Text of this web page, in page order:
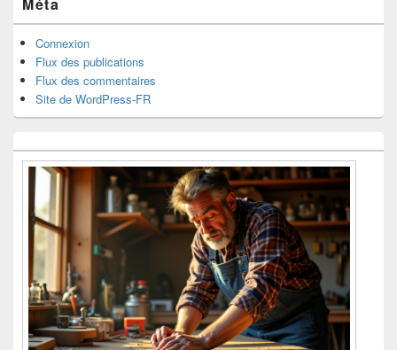
Connexion
Flux des publications
Flux des commentaires
Site de WordPress-FR